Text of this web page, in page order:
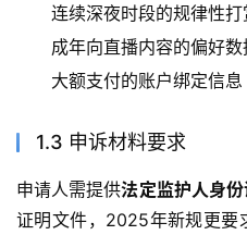
连续深夜时段的规律性打
成年向直播内容的偏好数
大额支付的账户绑定信息
1.3 申诉材料要求
申请人需提供法定监护人身
证明文件，2025年新规更要